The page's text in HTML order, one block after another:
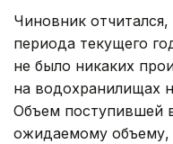
Чиновник
периода текущего
не было никаких
на водохранилищах
Объем поступившей
ожидаемому объему,